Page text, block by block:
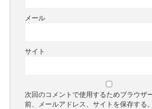
メール
サイト
次回のコメントで使用するためブラウザ
前、メールアドレス、サイトを保存する。